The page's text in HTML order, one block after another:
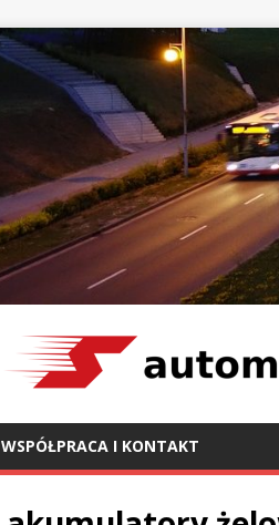
WSPÓŁPRACA I KONTAKT